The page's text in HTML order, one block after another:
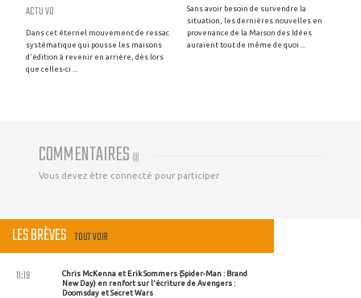
ACTU VO
Dans cet éternel mouvement de ressac
systématique qui pousse les maisons
d'édition à revenir en arrière, dès lors
que celles-ci ...
Sans avoir besoin de survendre la
situation, les dernières nouvelles en
provenance de la Maison des Idées
auraient tout de même de quoi ...
COMMENTAIRES (0)
Vous devez être connecté pour participer
LES BRÈVES TOUT VOIR
Chris McKenna et Erik Sommers (Spider-Man : Brand
New Day) en renfort sur l'écriture de Avengers :
Doomsday et Secret Wars
11:19